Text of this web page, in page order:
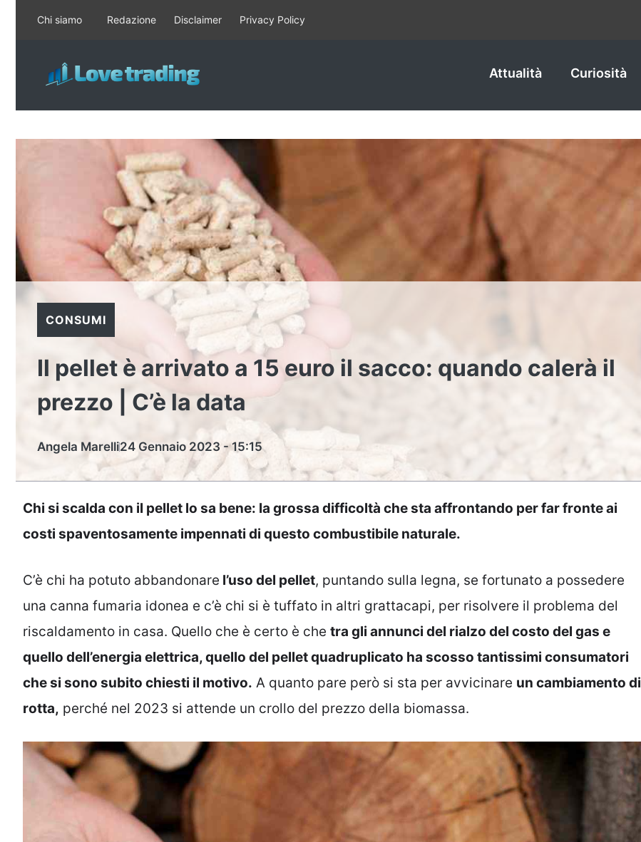
contenuto
Chi siamo Redazione Disclaimer Privacy Policy
Attualità Curiosità
CONSUMI
Il pellet è arrivato a 15 euro il sacco: quando calerà il
prezzo | C’è la data
Angela Marelli24 Gennaio 2023 - 15:15
Chi si scalda con il pellet lo sa bene: la grossa difficoltà che sta affrontando per far fronte ai
costi spaventosamente impennati di questo combustibile naturale.
C’è chi ha potuto abbandonare l’uso del pellet, puntando sulla legna, se fortunato a possedere
una canna fumaria idonea e c’è chi si è tuffato in altri grattacapi, per risolvere il problema del
riscaldamento in casa. Quello che è certo è che tra gli annunci del rialzo del costo del gas e
quello dell’energia elettrica, quello del pellet quadruplicato ha scosso tantissimi consumatori
che si sono subito chiesti il motivo. A quanto pare però si sta per avvicinare un cambiamento di
rotta, perché nel 2023 si attende un crollo del prezzo della biomassa.